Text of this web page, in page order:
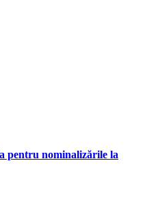
pentru nominalizările la